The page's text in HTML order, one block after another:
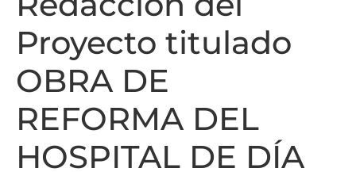
Proyecto titulado
OBRA DE
REFORMA DEL
HOSPITAL DE DÍA